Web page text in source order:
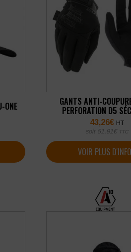
ONE GANTS ANTI-
PERFORATION D5
43,26€ HT
soit 51,91 € TTC
VOIR PLUS